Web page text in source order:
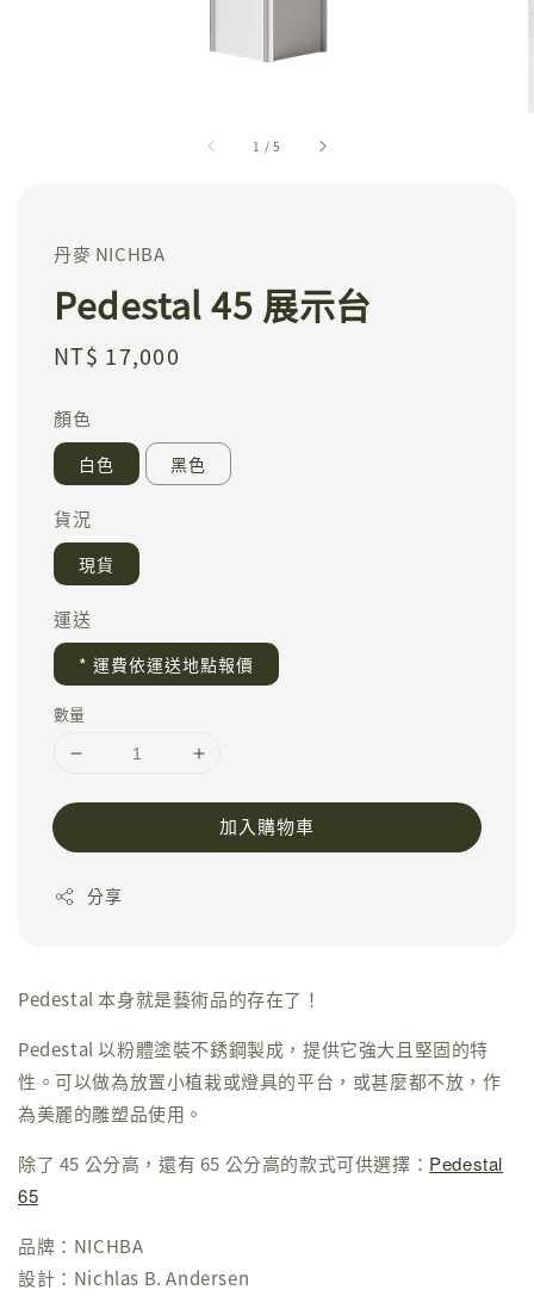
1 /5
丹麥 NICHBA
Pedestal 45 展示台
Regular
NT$ 17,000
顏色
白色 黑色
貨況
現貨
運送
* 運費依運送地點報價
數量
加入購物車
分享
Pedestal 本身就是藝術品的存在了！
Pedestal 以粉體塗裝不銹鋼製成，提供它強大且堅固的特
性。可以做為放置小植栽或燈具的平台，或甚麼都不放，作
為美麗的雕塑品使用。
除了 45 公分高，還有 65 公分高的款式可供選擇： Pedestal
65
品牌：NICHBA
設計：Nichlas B. Andersen